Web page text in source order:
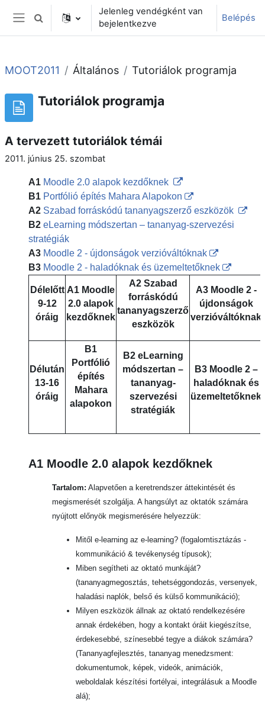
Tovább a fő tartalomhoz
Oldalpanel
Keresési bemeneti adatok váltása
Jelenleg vendégként van
bejelentkezve
Belépés
MOOT2011 Általános Tutoriálok programja
Tutoriálok programja
A tervezett tutoriálok témái
2011. június 25. szombat
A1 Moodle 2.0 alapok kezdőknek
B1 Portfólió építés Mahara Alapokon
A2 Szabad forráskódú tananyagszerző eszközök
B2 eLearning módszertan – tananyag-szervezési
stratégiák
A3 Moodle 2 - újdonságok verzióváltóknak
B3 Moodle 2 - haladóknak és üzemeltetőknek
Délelőtt
9-12
óráig
A1 Moodle
2.0 alapok
kezdőknek
A2 Szabad
forráskódú
tananyagszerző
eszközök
A3 Moodle 2 -
újdonságok
verzióváltóknak
Délután
13-16
óráig
B1
Portfólió
építés
Mahara
alapokon
B2 eLearning
módszertan –
tananyag-
szervezési
stratégiák
B3 Moodle 2 –
haladóknak és
üzemeltetőknek
A1 Moodle 2.0 alapok kezdőknek
Tartalom: Alapvetően a keretrendszer áttekintését és
megismerését szolgálja. A hangsúlyt az oktatók számára
nyújtott előnyök megismerésére helyezzük:
Mitől e-learning az e-learning? (fogalomtisztázás -
kommunikáció & tevékenység típusok);
Miben segítheti az oktató munkáját?
(tananyagmegosztás, tehetséggondozás, versenyek,
haladási naplók, belső és külső kommunikáció);
Milyen eszközök állnak az oktató rendelkezésére
annak érdekében, hogy a kontakt óráit kiegészítse,
érdekesebbé, színesebbé tegye a diákok számára?
(Tananyagfejlesztés, tananyag menedzsment:
dokumentumok, képek, videók, animációk,
weboldalak készítési fortélyai, integrálásuk a Moodle
alá);